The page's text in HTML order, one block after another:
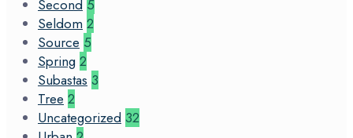
Second 5
Seldom 2
Source 5
Spring 2
Subastas 3
Tree 2
Uncategorized 32